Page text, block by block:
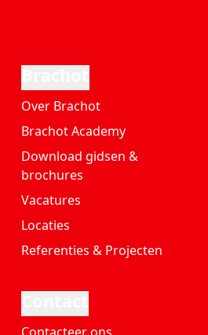
Over Brachot
Brachot Academy
Download gidsen &
brochures
Vacatures
Locaties
Referenties & Projecten